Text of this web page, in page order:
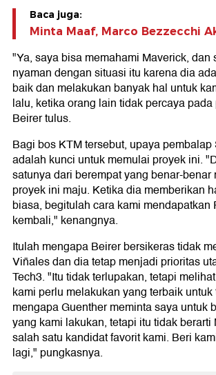
Baca juga:
Minta Maaf, Marco Bezzecchi
"Ya, saya bisa memahami Maverick, dan
nyaman dengan situasi itu karena dia
baik dan melakukan banyak hal untuk
lalu, ketika orang lain tidak percaya
Beirer tulus.
Bagi bos KTM tersebut, upaya
adalah kunci untuk memulai proyek ini.
satunya dari berempat yang benar-benar
proyek ini maju. Ketika dia memberikan
biasa, begitulah cara kami mendapatkan
kembali," kenangnya.
Itulah mengapa Beirer bersikeras tidak
Viñales dan dia tetap menjadi prioritas
Tech3. "Itu tidak terlupakan, tetapi
kami perlu melakukan yang terbaik untuk
mengapa Guenther meminta saya untuk
yang kami lakukan, tetapi itu tidak berarti
salah satu kandidat favorit kami. Beri
lagi," pungkasnya.